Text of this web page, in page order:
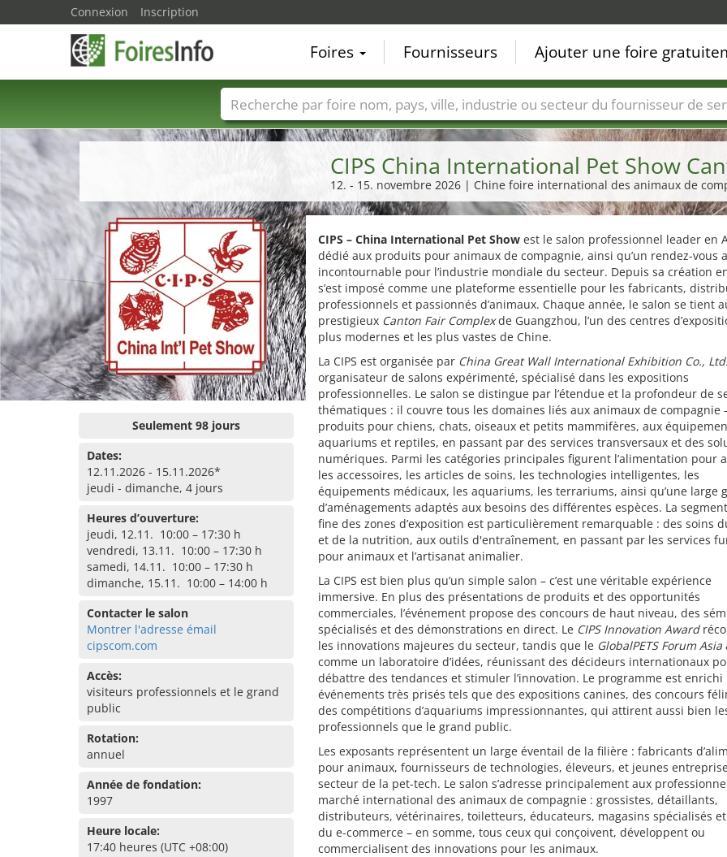
CIPS China International Pet Show
12. - 15. novembre 2026 | Chine foire international des animaux de
Seulement 98 jours
Dates:
12.11.2026 - 15.11.2026*
jeudi - dimanche, 4 jours
Heures d’ouverture:
jeudi, 12.11. 10:00 – 17:30 h
vendredi, 13.11. 10:00 – 17:30 h
samedi, 14.11. 10:00 – 17:30 h
dimanche, 15.11. 10:00 – 14:00 h
Contacter le salon
Montrer l'adresse émail
cipscom.com
Accès:
visiteurs professionnels et le grand
public
Rotation:
annuel
Année de fondation:
1997
Heure locale:
17:40 heures (UTC +08:00)
CIPS – China International Pet Showest le salon professionnel leader en
dédié aux produits pour animaux de compagnie, ainsi qu’un rendez-vous
incontournable pour l’industrie mondiale du secteur. Depuis sa création
s’est imposé comme une plateforme essentielle pour les fabricants,
professionnels et passionnés d’animaux. Chaque année, le salon se tient
prestigieux Canton Fair Complexde Guangzhou, l’un des centres
plus modernes et les plus vastes de Chine.
La CIPS est organisée par China Great Wall International Exhibition Co., Ltd.
organisateur de salons expérimenté, spécialisé dans les expositions
professionnelles. Le salon se distingue par l’étendue et la profondeur de
thématiques : il couvre tous les domaines liés aux animaux de compagnie
produits pour chiens, chats, oiseaux et petits mammifères, aux
aquariums et reptiles, en passant par des services transversaux et des
numériques. Parmi les catégories principales figurent l’alimentation pour
les accessoires, les articles de soins, les technologies intelligentes, les
équipements médicaux, les aquariums, les terrariums, ainsi qu’une large
d’aménagements adaptés aux besoins des différentes espèces. La
fine des zones d’exposition est particulièrement remarquable : des soins
et de la nutrition, aux outils d'entraînement, en passant par les services
pour animaux et l’artisanat animalier.
La CIPS est bien plus qu’un simple salon – c’est une véritable expérience
immersive. En plus des présentations de produits et des opportunités
commerciales, l’événement propose des concours de haut niveau, des
spécialisés et des démonstrations en direct. Le CIPS Innovation Award
les innovations majeures du secteur, tandis que le GlobalPETS Forum Asia
comme un laboratoire d’idées, réunissant des décideurs internationaux
débattre des tendances et stimuler l’innovation. Le programme est enrichi
événements très prisés tels que des expositions canines, des concours
des compétitions d’aquariums impressionnantes, qui attirent aussi bien
professionnels que le grand public.
Les exposants représentent un large éventail de la filière : fabricants
pour animaux, fournisseurs de technologies, éleveurs, et jeunes
secteur de la pet-tech. Le salon s’adresse principalement aux
marché international des animaux de compagnie : grossistes, détaillants,
distributeurs, vétérinaires, toiletteurs, éducateurs, magasins spécialisés
du e-commerce – en somme, tous ceux qui conçoivent, développent ou
commercialisent des innovations pour les animaux.
Connexion Inscription
Foires Fournisseurs Ajouter une foire
Foire noms Pays Villes Secteurs de foire Secteurs du fournisseur de